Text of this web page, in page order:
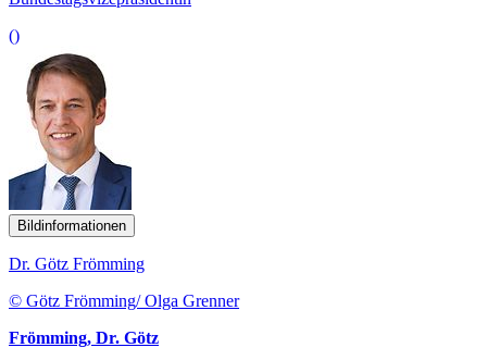
()
Bildinformationen
Dr. Götz Frömming
© Götz Frömming/ Olga Grenner
Frömming, Dr. Götz